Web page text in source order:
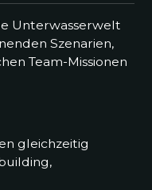
Unterwasserwelt
Szenarien,
Team-Missionen
gleichzeitig